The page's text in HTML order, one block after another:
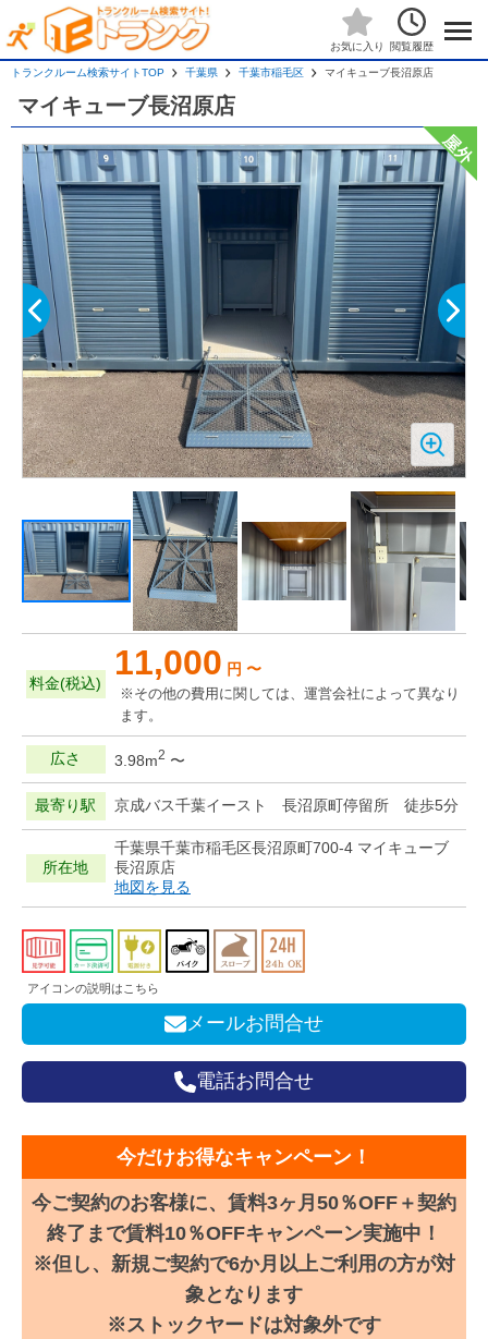
お気に入り 閲覧履歴
トランクルーム検索サイトTOP 千葉県 千葉市稲毛区 マイキューブ長沼原店
マイキューブ長沼原店
料金(税込)
11,000 円 〜
※その他の費用に関しては、運営会社によって異なり
ます。
広さ 3.98m2 〜
最寄り駅 京成バス千葉イースト 長沼原町停留所 徒歩5分
所在地
千葉県千葉市稲毛区長沼原町700-4 マイキューブ
長沼原店
地図を見る
アイコンの説明はこちら
メールお問合せ
電話お問合せ
今だけお得なキャンペーン！
今ご契約のお客様に、賃料3ヶ月50％OFF＋契約
終了まで賃料10％OFFキャンペーン実施中！
※但し、新規ご契約で6か月以上ご利用の方が対
象となります
※ストックヤードは対象外です